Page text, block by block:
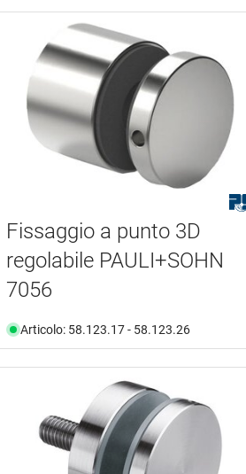
Fissaggio a punto 3D
regolabile PAULI+SOHN
7056
Articolo: 58.123.17 - 58.123.26